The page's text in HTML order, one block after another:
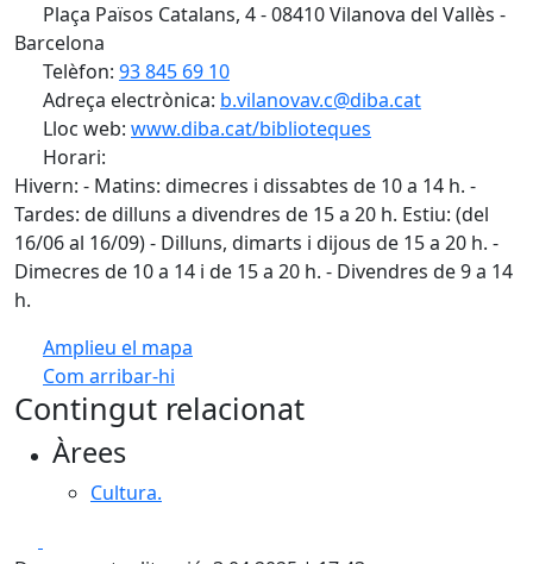
Plaça Països Catalans, 4 - 08410 Vilanova del Vallès -
Barcelona
Telèfon: 93 845 69 10
Adreça electrònica: b.vilanovav.c@diba.cat
Lloc web: www.diba.cat/biblioteques
Horari:
Hivern: - Matins: dimecres i dissabtes de 10 a 14 h. -
Tardes: de dilluns a divendres de 15 a 20 h. Estiu: (del
16/06 al 16/09) - Dilluns, dimarts i dijous de 15 a 20 h. -
Dimecres de 10 a 14 i de 15 a 20 h. - Divendres de 9 a 14
h.
Amplieu el mapa
Com arribar-hi
+
−
Contingut relacionat
Àrees
Cultura.